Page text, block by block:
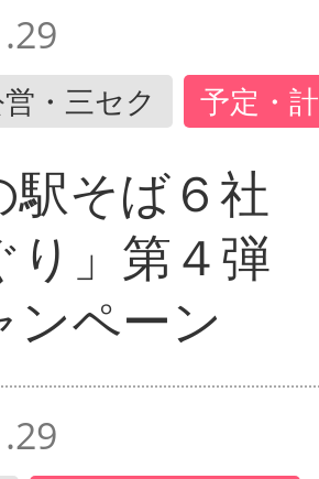
・三セク 予定・
駅そば６社
り」第４弾
ンペーン